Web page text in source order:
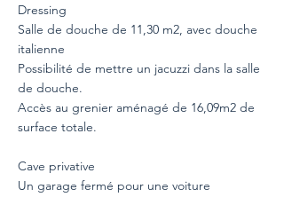
Dressing
Salle de douche de 11,30 m2, avec douche
italienne
Possibilité de mettre un jacuzzi dans la salle
de douche.
Accès au grenier aménagé de 16,09m2 de
surface totale.
Cave privative
Un garage fermé pour une voiture